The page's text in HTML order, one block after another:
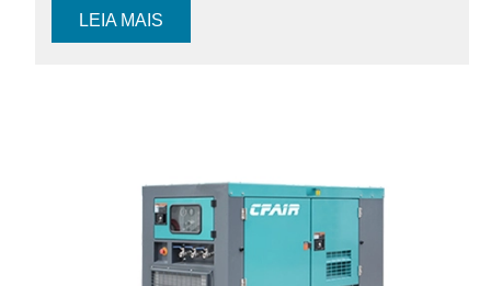
LEIA MAIS